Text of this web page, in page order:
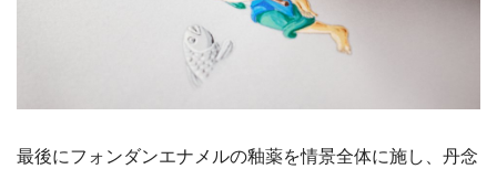
最後にフォンダンエナメルの釉薬を情景全体に施し、丹念